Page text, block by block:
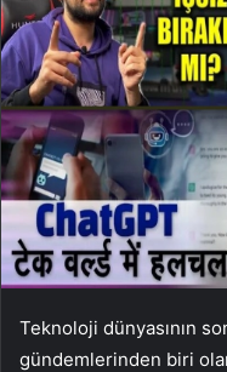
Teknoloji dünyasının
gündemlerinden biri